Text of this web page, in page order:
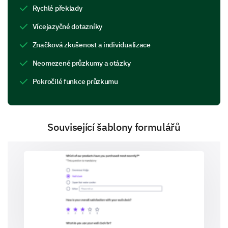
Other (Please specify)
Rychlé překlady
Vícejazyčné dotazníky
Značková zkušenost a individualizace
Neomezené průzkumy a otázky
Pokročilé funkce průzkumu
Související šablony formulářů